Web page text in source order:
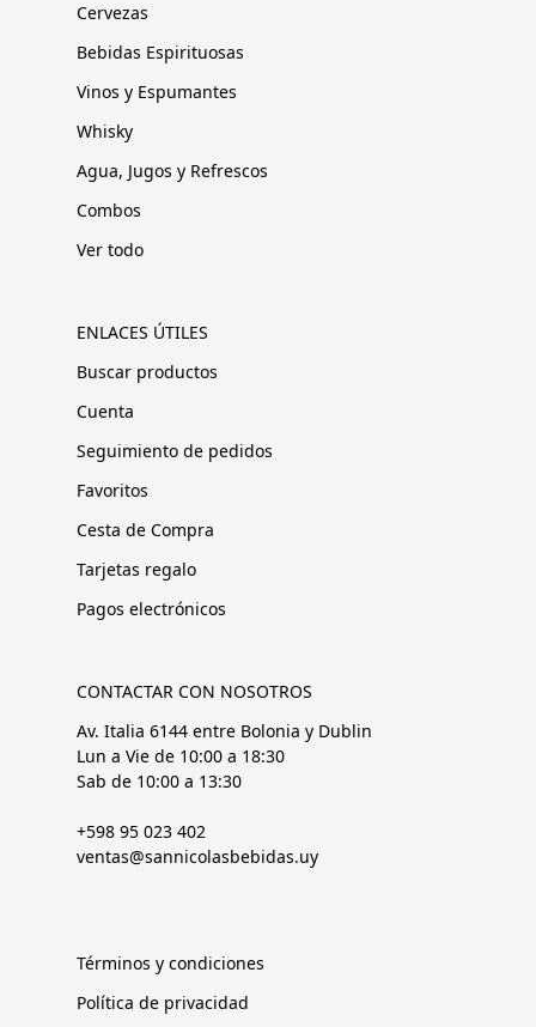
Cervezas
Bebidas Espirituosas
Vinos y Espumantes
Whisky
Agua, Jugos y Refrescos
Combos
Ver todo
ENLACES ÚTILES
Buscar productos
Cuenta
Seguimiento de pedidos
Favoritos
Cesta de Compra
Tarjetas regalo
Pagos electrónicos
CONTACTAR CON NOSOTROS
Av. Italia 6144 entre Bolonia y Dublin
Lun a Vie de 10:00 a 18:30
Sab de 10:00 a 13:30
+598 95 023 402
ventas@sannicolasbebidas.uy
Términos y condiciones
Política de privacidad